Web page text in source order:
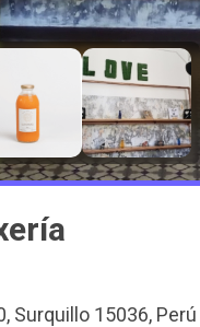
Surquillo 15036, Perú